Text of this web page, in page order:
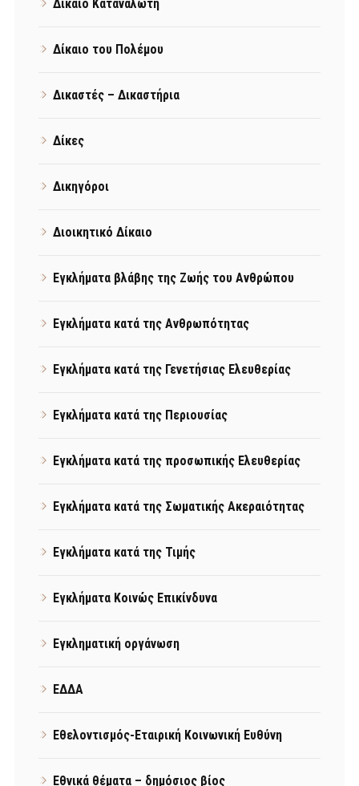
Δίκαιο Καταναλωτή
Δίκαιο του Πολέμου
Δικαστές – Δικαστήρια
Δίκες
Δικηγόροι
Διοικητικό Δίκαιο
Εγκλήματα βλάβης της Ζωής του Ανθρώπου
Εγκλήματα κατά της Ανθρωπότητας
Εγκλήματα κατά της Γενετήσιας Ελευθερίας
Εγκλήματα κατά της Περιουσίας
Εγκλήματα κατά της προσωπικής Ελευθερίας
Εγκλήματα κατά της Σωματικής Ακεραιότητας
Εγκλήματα κατά της Τιμής
Εγκλήματα Κοινώς Επικίνδυνα
Εγκληματική οργάνωση
ΕΔΔΑ
Εθελοντισμός-Εταιρική Κοινωνική Ευθύνη
Εθνικά θέματα – δημόσιος βίος